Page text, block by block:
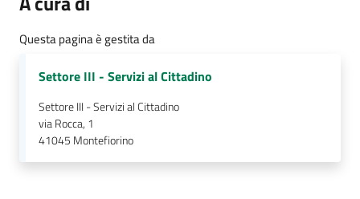
Questa pagina è gestita da
Settore III - Servizi al Cittadino
Settore III - Servizi al Cittadino
via Rocca, 1
41045 Montefiorino